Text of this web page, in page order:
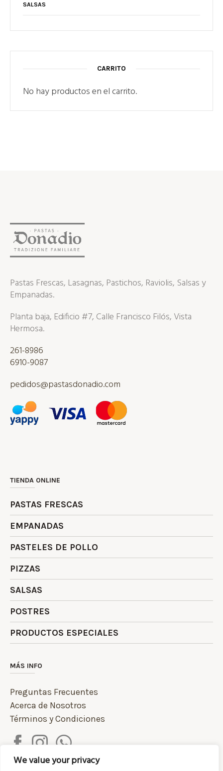
We value your privacy
SALSAS
CARRITO
No hay productos en el carrito.
Pastas Frescas, Lasagnas, Pastichos, Raviolis, Salsas y
Empanadas.
Planta baja, Edificio #7, Calle Francisco Filós, Vista
Hermosa.
261-8986
6910-9087
pedidos@pastasdonadio.com
TIENDA ONLINE
PASTAS FRESCAS
EMPANADAS
PASTELES DE POLLO
PIZZAS
SALSAS
POSTRES
PRODUCTOS ESPECIALES
MÁS INFO
Preguntas Frecuentes
Acerca de Nosotros
Términos y Condiciones